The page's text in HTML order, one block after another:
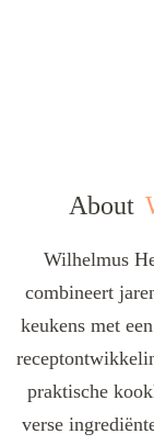
About
Wilhelmus
combineert
keukens met
praktische
verse